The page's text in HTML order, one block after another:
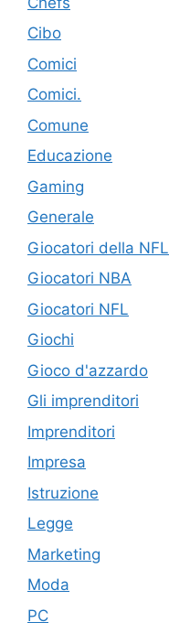
Cibo
Comici
Comici.
Comune
Educazione
Gaming
Generale
Giocatori della NFL
Giocatori NBA
Giocatori NFL
Giochi
Gioco d'azzardo
Gli imprenditori
Imprenditori
Impresa
Istruzione
Legge
Marketing
Moda
PC